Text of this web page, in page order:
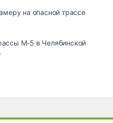
на опасной трассе
М-5 в Челябинской